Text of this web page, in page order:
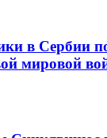
в Сербии
мировой